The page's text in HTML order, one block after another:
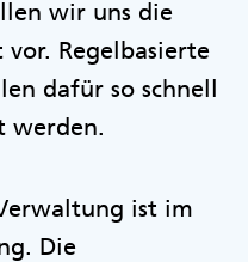
wir uns die
Regelbasierte
dafür so schnell
werden.
ist im
Die